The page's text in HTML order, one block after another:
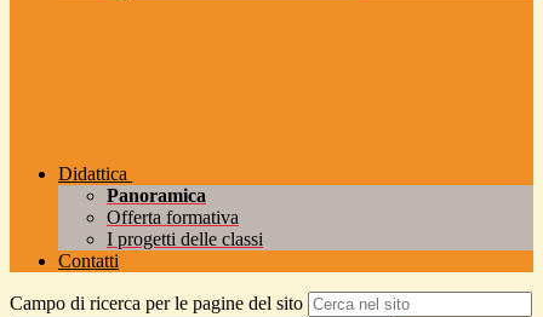
Didattica
Panoramica
Offerta formativa
I progetti delle classi
Contatti
Campo di ricerca per le pagine del sito